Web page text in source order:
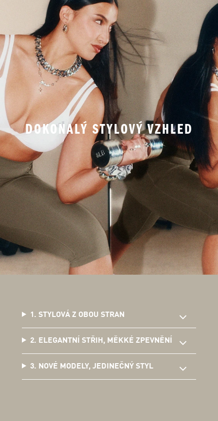
DOKONALÝ STYLOVÝ VZHLED
1. STYLOVÁ Z OBOU STRAN
2. ELEGANTNÍ STŘIH, MĚKKÉ ZPEVNĚNÍ
3. NOVÉ MODELY, JEDINEČNÝ STYL